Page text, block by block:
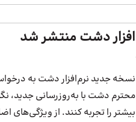
نسخه جدید نرم‌افزار دشت به
محترم دشت با به‌روزرسانی جدید،
بیشتر را تجربه کنند. از